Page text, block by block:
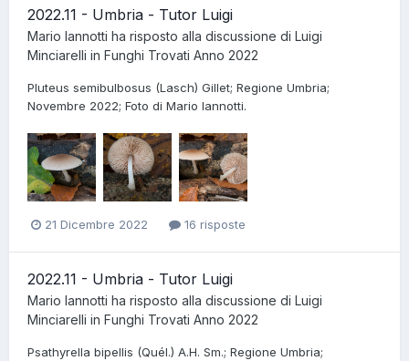
2022.11 - Umbria - Tutor Luigi
Mario Iannotti ha risposto alla discussione di Luigi
Minciarelli in Funghi Trovati Anno 2022
Pluteus semibulbosus (Lasch) Gillet; Regione Umbria;
Novembre 2022; Foto di Mario Iannotti.
21 Dicembre 2022 16 risposte
2022.11 - Umbria - Tutor Luigi
Mario Iannotti ha risposto alla discussione di Luigi
Minciarelli in Funghi Trovati Anno 2022
Psathyrella bipellis (Quél.) A.H. Sm.; Regione Umbria;